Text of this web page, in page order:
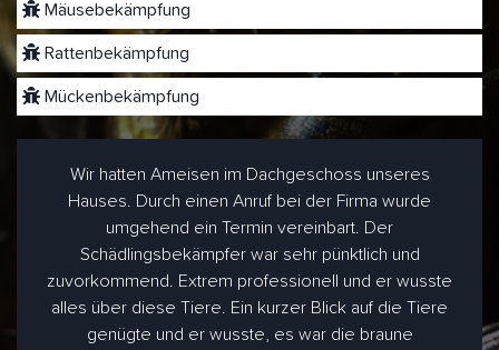
Mäusebekämpfung
Rattenbekämpfung
Mückenbekämpfung
Wir hatten Ameisen im Dachgeschoss unseres
Hauses. Durch einen Anruf bei der Firma wurde
umgehend ein Termin vereinbart. Der
Schädlingsbekämpfer war sehr pünktlich und
zuvorkommend. Extrem professionell und er wusste
alles über diese Tiere. Ein kurzer Blick auf die Tiere
genügte und er wusste, es war die braune